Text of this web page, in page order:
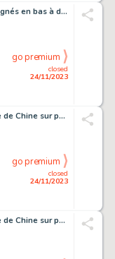
Mine de plomb sur papier. Signés en bas à droite, 18,8x27,2...
closed
24/11/2023
go premium
Rork - Lumière d'étoile Encre de Chine sur papier pour...
closed
24/11/2023
go premium
Rork - Lumière d'étoile Encre de Chine sur papier pour...